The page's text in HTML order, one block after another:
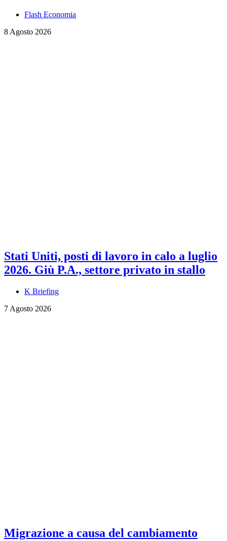
Flash Economia
8 Agosto 2026
Stati Uniti, posti di lavoro in calo a luglio
2026. Giù P.A., settore privato in stallo
K Briefing
7 Agosto 2026
Migrazione a causa del cambiamento